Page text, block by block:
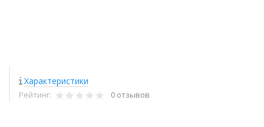
Характеристики
Рейтинг: 0 отзывов